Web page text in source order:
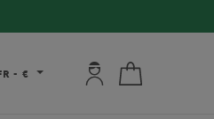
- € Mon compte : se